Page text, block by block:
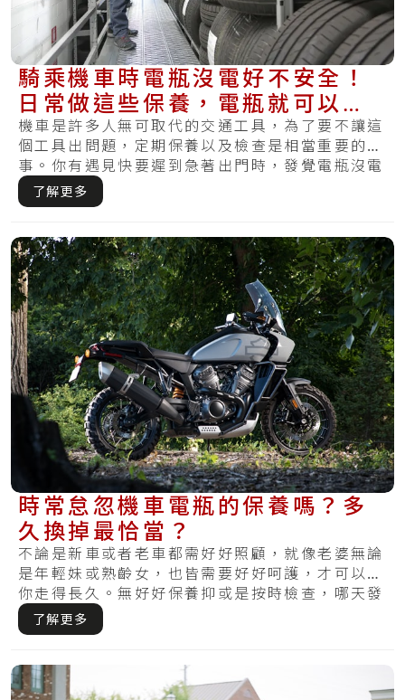
騎乘機車時電瓶沒電好不安全！
日常做這些保養，電瓶就可以充
滿電力～
機車是許多人無可取代的交通工具，為了要不讓這
個工具出問題，定期保養以及檢查是相當重要的
事。你有遇見快要遲到急著出門時，發覺電瓶沒電
怎麼樣.....
了解更多
時常怠忽機車電瓶的保養嗎？多
久換掉最恰當？
不論是新車或者老車都需好好照顧，就像老婆無論
是年輕妹或熟齡女，也皆需要好好呵護，才可以陪
你走得長久。無好好保養抑或是按時檢查，哪天發
覺受.....
了解更多